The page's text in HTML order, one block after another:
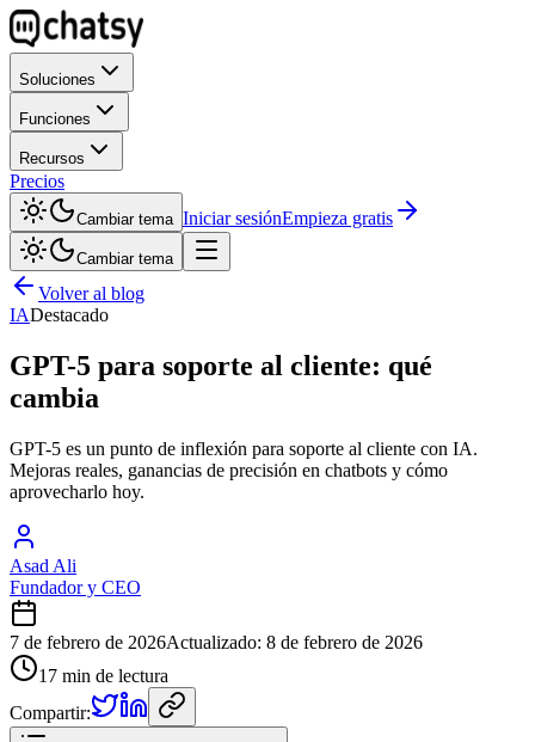
Soluciones
Funciones
Recursos
Precios
Cambiar tema Iniciar sesiónEmpieza gratis
Cambiar tema
Volver al blog
IADestacado
GPT-5 para soporte al cliente: qué
cambia
GPT-5 es un punto de inflexión para soporte al cliente con IA.
Mejoras reales, ganancias de precisión en chatbots y cómo
aprovecharlo hoy.
Asad Ali
Fundador y CEO
7 de febrero de 2026Actualizado: 8 de febrero de 2026
17 min de lectura
Compartir: